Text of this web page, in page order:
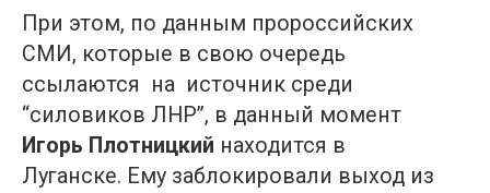
При этом, по данным пророссийских
СМИ, которые в свою очередь
ссылаются на источник среди
“силовиков ЛНР”, в данный момент
Игорь Плотницкий находится в
Луганске. Ему заблокировали выход из